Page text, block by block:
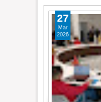
27
Mar
2026